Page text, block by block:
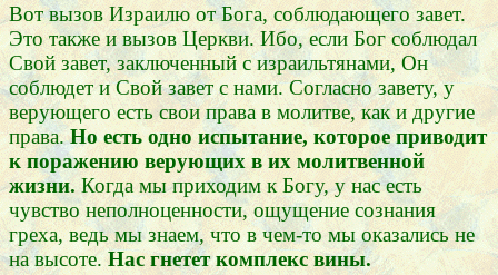
Вот вызов Израилю от Бога, соблюдающего завет.
Это также и вызов Церкви. Ибо, если Бог соблюдал
Свой завет, заключенный с израильтянами, Он
соблюдет и Свой завет с нами. Согласно завету, у
верующего есть свои права в молитве, как и другие
права.Но есть одно испытание, которое приводит
к поражению верующих в их молитвенной
жизни. Когда мы приходим к Богу, у нас есть
чувство неполноценности, ощущение сознания
греха, ведь мы знаем, что в чем-то мы оказались не
на высоте.Нас гнетет комплекс вины.